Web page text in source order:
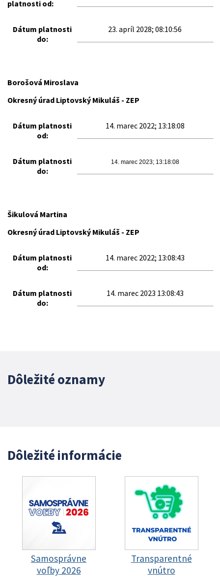
platnosti od:
Dátum platnosti
do:
23. apríl 2028; 08:10:56
Borošová Miroslava
Okresný úrad Liptovský Mikuláš - ZEP
Dátum platnosti
od:
14. marec 2022; 13:18:08
Dátum platnosti
do:
14. marec 2023; 13:18:08
Šikulová Martina
Okresný úrad Liptovský Mikuláš - ZEP
Dátum platnosti
od:
14. marec 2022; 13:08:43
Dátum platnosti
do:
14. marec 2023 13:08:43
Dôležité oznamy
Dôležité informácie
Samosprávne
voľby 2026
Transparentné
vnútro